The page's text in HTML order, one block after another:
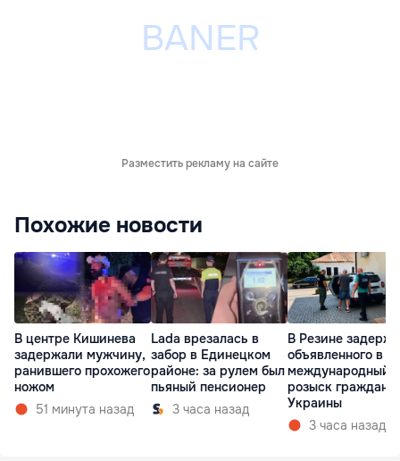
Разместить рекламу на сайте
Похожие новости
В центре Кишинева
задержали мужчину,
ранившего прохожего
ножом
51 минута назад
Lada врезалась в
забор в Единецком
районе: за рулем был
пьяный пенсионер
3 часа назад
В Резине
объявленного в
международный
розыск
Украины
3 часа назад